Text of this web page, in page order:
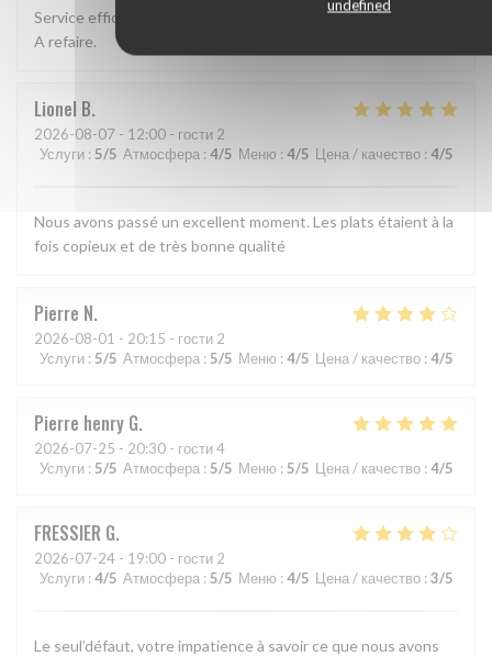
undefined
Service efficace, cuisine excellente, et atmosphère agréable.
A refaire.
Lionel B
2026-08-07 - 12:00 - гости 2
Услуги : 5/5 Атмосфера : 4/5 Меню : 4/5 Цена / качество : 4/5
Nous avons passé un excellent moment. Les plats étaient à la
fois copieux et de très bonne qualité
Pierre N
2026-08-01 - 20:15 - гости 2
Услуги : 5/5 Атмосфера : 5/5 Меню : 4/5 Цена / качество : 4/5
Pierre henry G
2026-07-25 - 20:30 - гости 4
Услуги : 5/5 Атмосфера : 5/5 Меню : 5/5 Цена / качество : 4/5
FRESSIER G
2026-07-24 - 19:00 - гости 2
Услуги : 4/5 Атмосфера : 5/5 Меню : 4/5 Цена / качество : 3/5
Le seul’défaut, votre impatience à savoir ce que nous avons